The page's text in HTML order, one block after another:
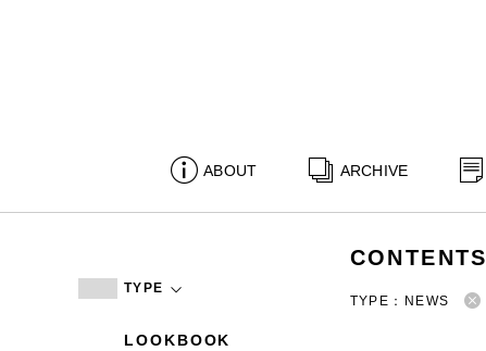
ABOUT ARCHIVE
TYPE
LOOKBOOK
CONTENTS
TYPE：NEWS